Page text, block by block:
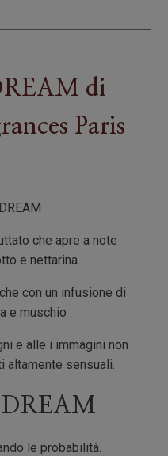
di
Paris
che apre a note
e nettarina.
con un infusione di
e muschio .
e alle i immagini non
altamente sensuali.
DREAM
le probabilità.